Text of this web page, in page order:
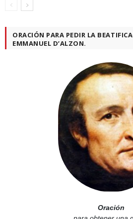
ORACIÓN PARA PEDIR LA
EMMANUEL D’ALZON.
Oración